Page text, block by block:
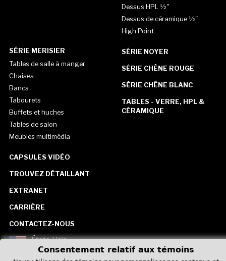
Dessus HPL ½"
Dessus de céramique ½"
High Point
SÉRIE MERISIER
Tables de salle à manger
Chaises
Bancs
Tabourets
Buffets et huches
Tables de salon
Meubles multimédia
SÉRIE NOYER
SÉRIE CHÊNE ROUGE
SÉRIE CHÊNE BLANC
TABLES - VERRE, HPL &
CÉRAMIQUE
CAPSULES VIDÉO
TROUVEZ DÉTAILLANT
EXTRANET
CARRIÈRE
CONTACTEZ-NOUS
États-Unis
Consentement relatif aux témoins